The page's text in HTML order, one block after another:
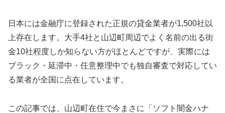
日本には金融庁に登録された正規の貸金業者が1,500社以
上存在します。大手4社と山辺町周辺でよく名前の出る街
金10社程度しか知らない方がほとんどですが、実際には
ブラック・延滞中・任意整理中でも独自審査で対応してい
る業者が全国に点在しています。
この記事では、山辺町在住で今まさに「ソフト闇金ハナ